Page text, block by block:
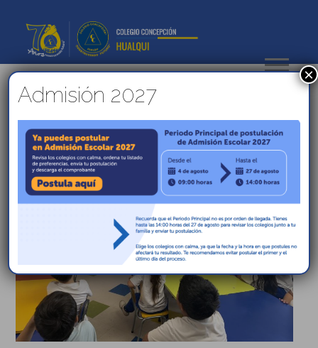
Casa Abierta 2026
Admisión 2027
×